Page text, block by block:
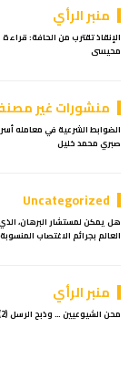
منبر الرأي
الإنقاذ تقترب من الحافة:
محيسى
منشورات غير
الضوابط الشرعية في معامله
صبري محمد خليل
Uncategorized
هل يمكن لمستشار البرهان،
العالم بجرائم الاغتصاب
منبر الرأي
محن الشيوعيين … وذبح الرسل (2) .. بقلم: شوقي بدري